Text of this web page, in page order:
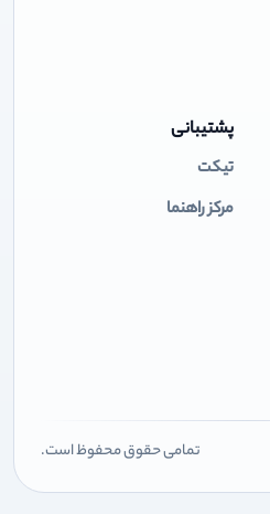
پشتیبانی
تیکت
مرکز راهنما
تمامی حقوق محفوظ است.